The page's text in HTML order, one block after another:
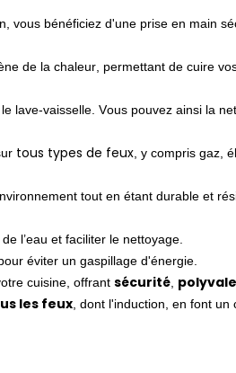
vous bénéficiez d'une prise en main
de la chaleur, permettant de cuire
lave-vaisselle. Vous pouvez ainsi la
tous types de feux , y compris gaz,
tout en étant durable et
l’eau et faciliter le nettoyage.
éviter un gaspillage d'énergie.
cuisine, offrantsécurité
les feux , dont l'induction, en font